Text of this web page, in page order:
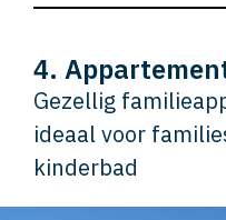
4.
Gezellig
ideaal voor
kinderbad